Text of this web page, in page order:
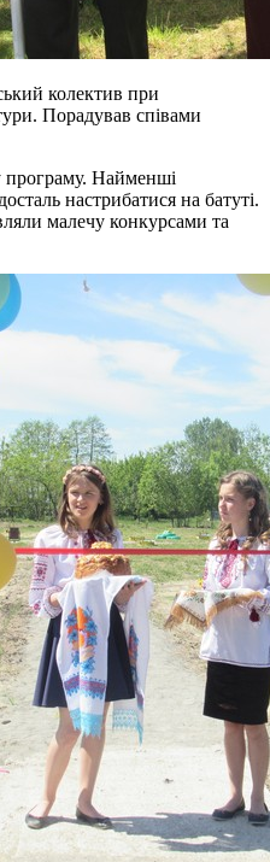
колектив при
Порадував співами
програму. Найменші
настрибатися на батуті.
малечу конкурсами та